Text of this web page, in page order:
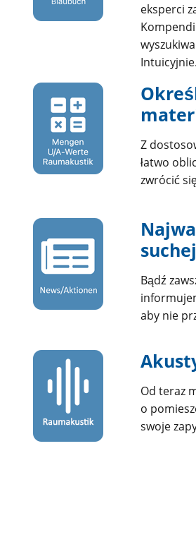
eksperci
Z
łatwo
zwrócić
Bądź
aby nie
Od teraz
o
swoje